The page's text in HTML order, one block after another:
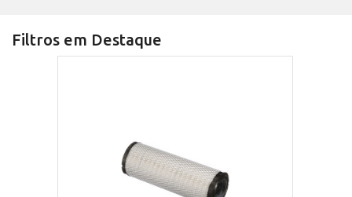
Filtros em Destaque